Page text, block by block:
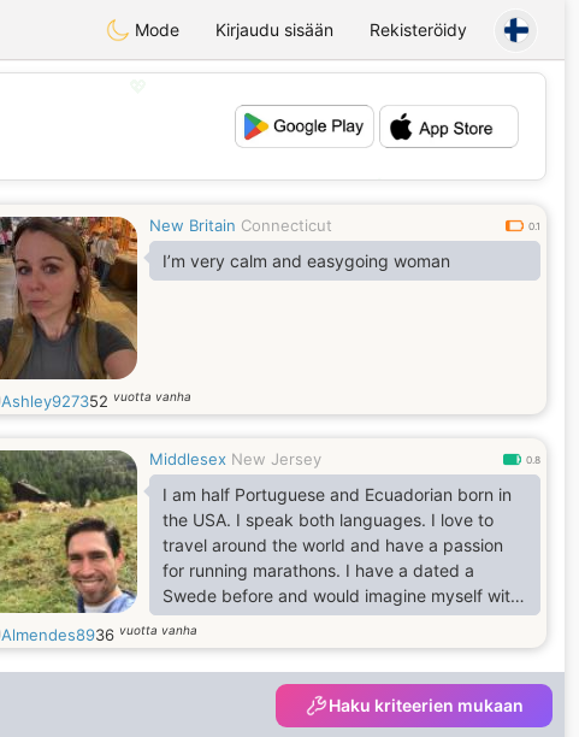
Mode Kirjaudu sisään Rekisteröidy
💕
New Britain Connecticut 0.1
I’m very calm and easygoing woman
Ashley927352 vuotta vanha
Middlesex New Jersey 0.8
I am half Portuguese and Ecuadorian born in
the USA. I speak both languages. I love to
travel around the world and have a passion
for running marathons. I have a dated a
Swede before and would imagine myself with
a Swedish life partner. I love the culture and
the country.
Almendes8936 vuotta vanha
Haku kriteerien mukaan